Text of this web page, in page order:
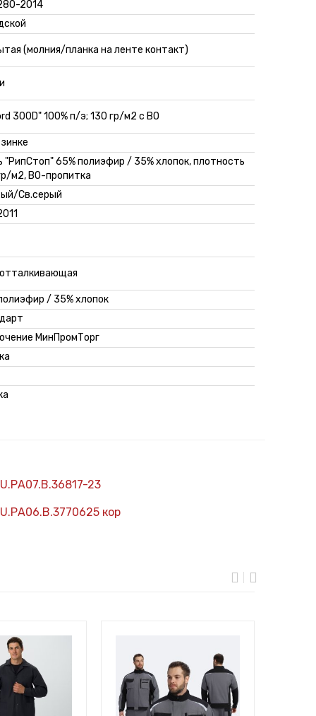
2014
(молния/планка на ленте контакт)
300D" 100% п/э; 130 гр/м2 с ВО
"РипСтоп" 65% полиэфир / 35% хлопок, плотность
м2, ВО-пропитка
Св.серый
/ 35% хлопок
МинПромТорг
23
кор